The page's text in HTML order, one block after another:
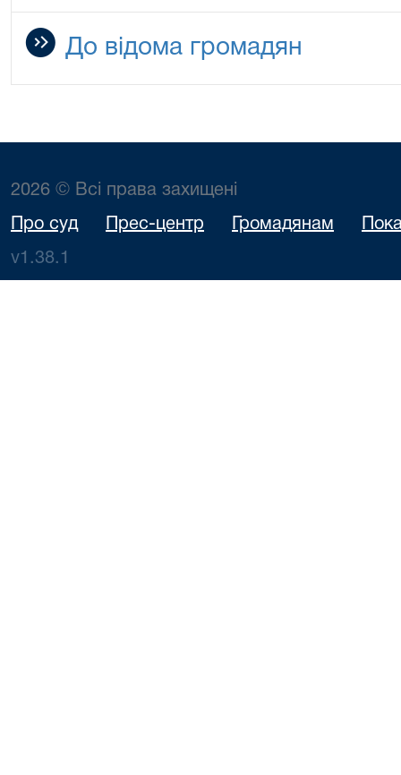
До відома громaдян
2026 © Всі права захищені
Про суд Прес-центр Громадянам
v1.38.1